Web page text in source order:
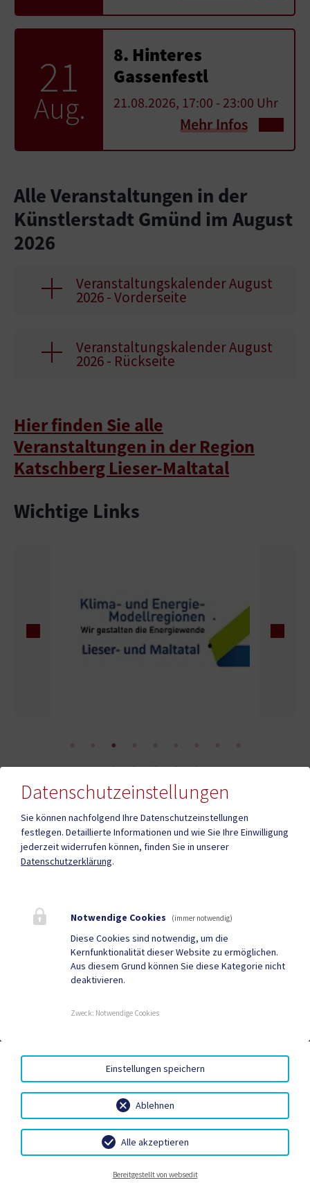
21
Aug.
8. Hinteres
Gassenfestl
21.08.2026, 17:00 - 23:00 Uhr
Mehr Infos
Alle Veranstaltungen in der
Künstlerstadt Gmünd im August
2026
Veranstaltungskalender August
2026 - Vorderseite
Veranstaltungskalender August
2026 - Rückseite
Hier finden Sie alle
Veranstaltungen in der Region
Katschberg Lieser-Maltatal
Wichtige Links
Stadtgemeinde Gmünd in Kärnten
Hauptplatz 20, 9853 Gmünd in Kärnten
Telefon
+43 4732 2215
Fax
+43 4732 2215 35
Parteienverkehr
Heute , Geschlossen
Datenschutzeinstellungen
Sie können nachfolgend Ihre Datenschutzeinstellungen
festlegen. Detaillierte Informationen und wie Sie Ihre Einwilligung
jederzeit widerrufen können, finden Sie in unserer
Datenschutzerklärung.
Notwendige Cookies (immer notwendig)
Diese Cookies sind notwendig, um die
Kernfunktionalität dieser Website zu ermöglichen.
Aus diesem Grund können Sie diese Kategorie nicht
deaktivieren.
Zweck: Notwendige Cookies
Ablehnen
Einstellungen speichern
Alle akzeptieren
Bereitgestellt von websedit